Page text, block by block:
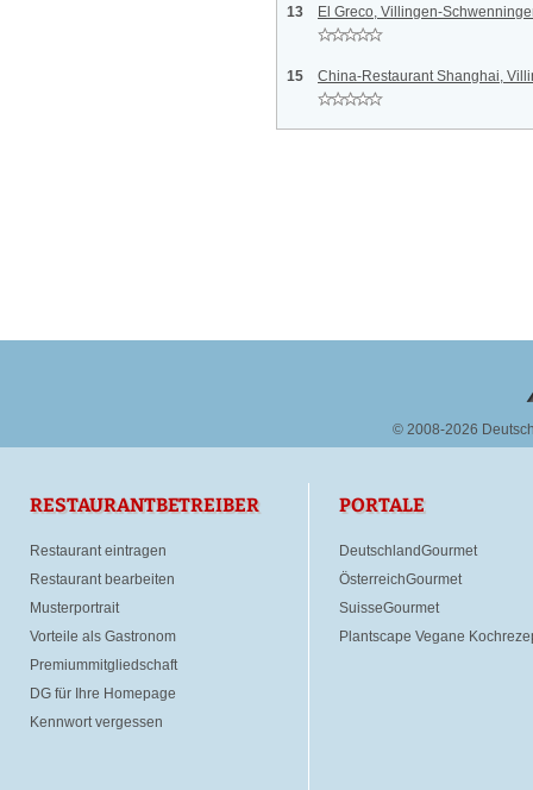
13 El Greco, Villingen-
15 China-Restaurant Shanghai,
© 2008-2026
RESTAURANTBETREIBER
Restaurant eintragen
Restaurant bearbeiten
Musterportrait
Vorteile als Gastronom
Premiummitgliedschaft
DG für Ihre Homepage
Kennwort vergessen
PORTALE
DeutschlandGourmet
ÖsterreichGourmet
SuisseGourmet
Plantscape Vegane